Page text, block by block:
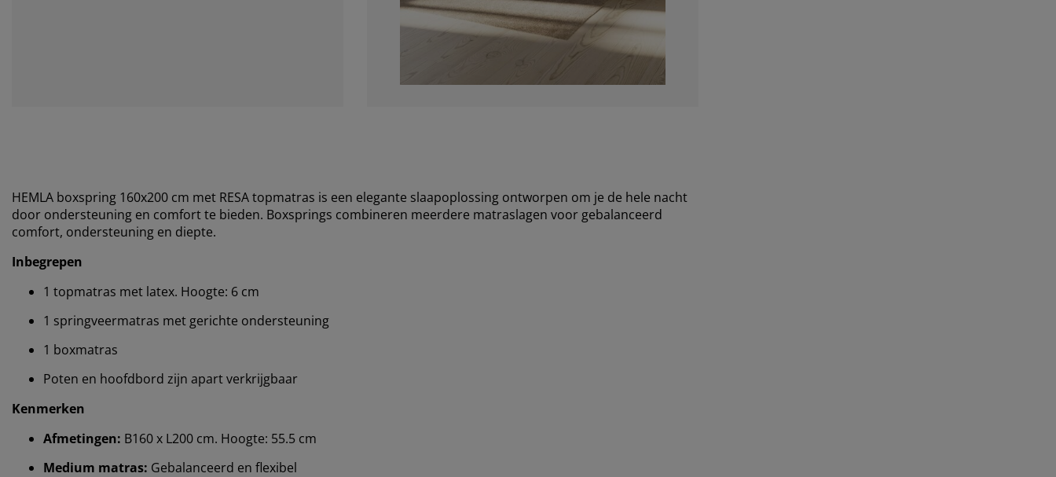
HEMLA boxspring 160x200 cm met RESA topmatras is een elegante slaapoplossing ontworpen om je de hele nacht
door ondersteuning en comfort te bieden. Boxsprings combineren meerdere matraslagen voor gebalanceerd
comfort, ondersteuning en diepte.
Inbegrepen
1 topmatras met latex. Hoogte: 6 cm
1 springveermatras met gerichte ondersteuning
1 boxmatras
Poten en hoofdbord zijn apart verkrijgbaar
Kenmerken
Afmetingen: B160 x L200 cm. Hoogte: 55.5 cm
Medium matras: Gebalanceerd en flexibel